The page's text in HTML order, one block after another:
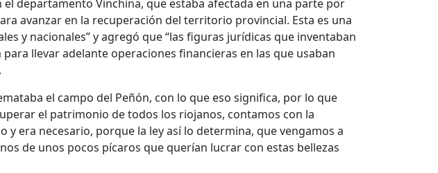
el departamento Vinchina, que estaba afectada en una parte por
avanzar en la recuperación del territorio provincial. Esta es una
y nacionales” y agregó que “las figuras jurídicas que inventaban
llevar adelante operaciones financieras en las que usaban
el campo del Peñón, con lo que eso significa, por lo que
el patrimonio de todos los riojanos, contamos con la
era necesario, porque la ley así lo determina, que vengamos a
de unos pocos pícaros que querían lucrar con estas bellezas